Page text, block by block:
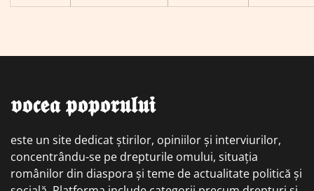
𝖛𝖔𝖈𝖊𝖆 𝖕𝖔𝖕𝖔𝖗𝖚𝖑𝖚𝖎
este un site dedicat știrilor, opiniilor și interviurilor,
concentrându-se pe drepturile omului, situația
românilor din diaspora și teme de actualitate politică și